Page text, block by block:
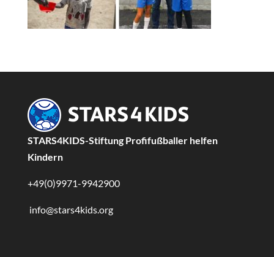
STARS4KIDS-Stiftung Profifußballer helfen
Kindern
+49(0)9971-9942900
info@stars4kids.org